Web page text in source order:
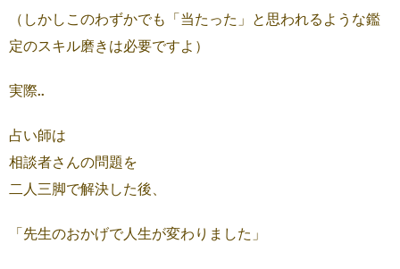
（しかしこのわずかでも「当たった」と思われるような鑑
定のスキル磨きは必要ですよ）
実際..
占い師は
相談者さんの問題を
二人三脚で解決した後、
「先生のおかげで人生が変わりました」